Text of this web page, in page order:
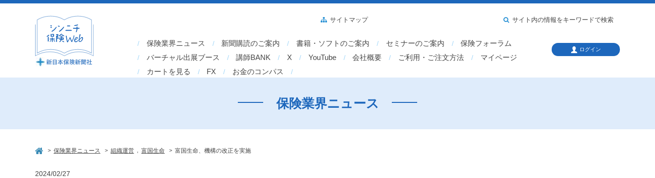
保険業界ニュース 新聞購読のご案内 書籍・ソフトのご案内 セミナーのご案内
保険フォーラム
バーチャル出展ブース
講師BANK X YouTube 会社概要 ご利用・ご注文方法
マイページ
カートを見る
FX お金のコンパス
サイトマップ サイト内の情報をキーワードで検索
ログイン
保険業界ニュース
> 保険業界ニュース > 組織運営 富国生命 > 富国生命、機構の改正を実施
2024/02/27